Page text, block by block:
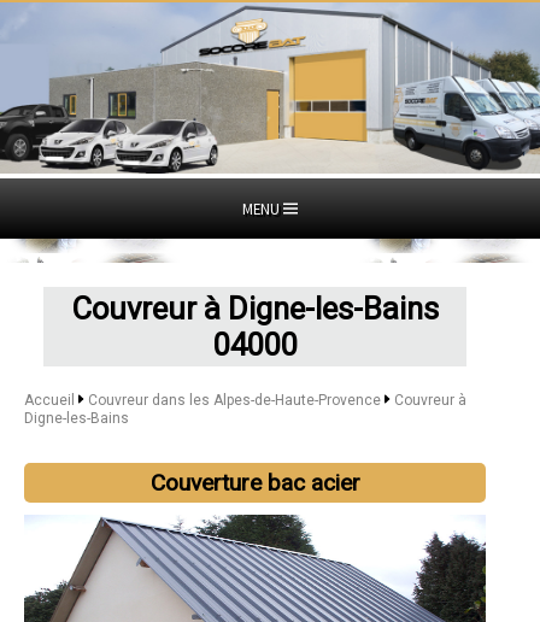
MENU
Couvreur à Digne-les-Bains
04000
Accueil Couvreur dans les Alpes-de-Haute-Provence
Couvreur à
Digne-les-Bains
Couverture bac acier